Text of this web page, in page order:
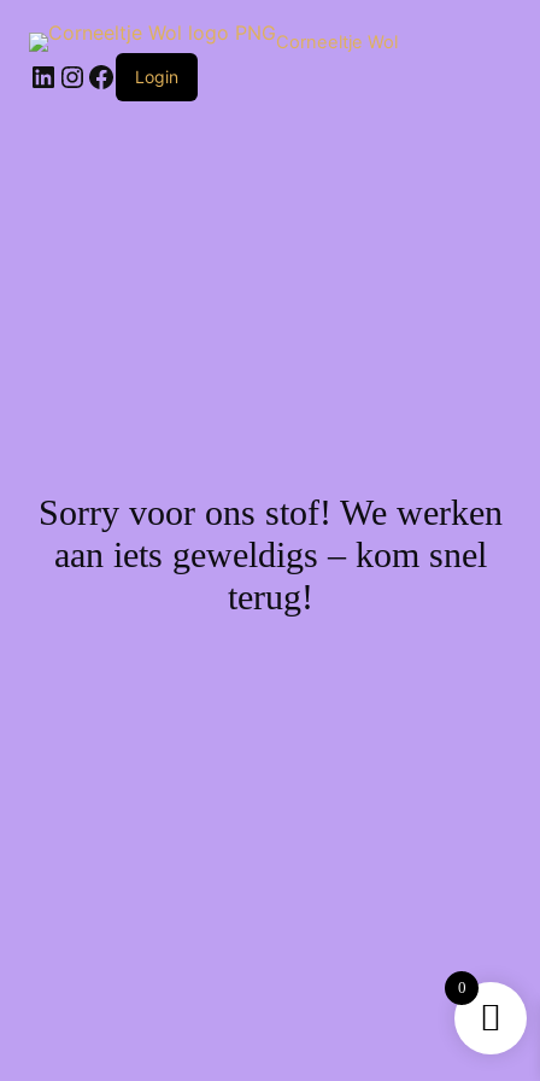
naar
inhoud
Corneeltje Wol
LinkedIn
Instagram
Facebook
Login
Sorry voor ons stof! We werken
aan iets geweldigs – kom snel
terug!
0